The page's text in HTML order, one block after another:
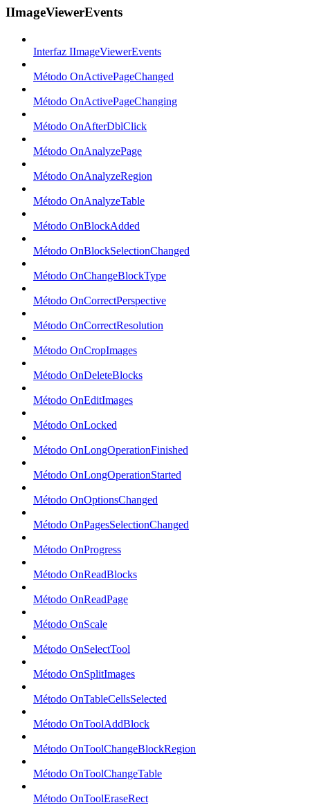
IImageViewerEvents
Interfaz IImageViewerEvents
Método OnActivePageChanged
Método OnActivePageChanging
Método OnAfterDblClick
Método OnAnalyzePage
Método OnAnalyzeRegion
Método OnAnalyzeTable
Método OnBlockAdded
Método OnBlockSelectionChanged
Método OnChangeBlockType
Método OnCorrectPerspective
Método OnCorrectResolution
Método OnCropImages
Método OnDeleteBlocks
Método OnEditImages
Método OnLocked
Método OnLongOperationFinished
Método OnLongOperationStarted
Método OnOptionsChanged
Método OnPagesSelectionChanged
Método OnProgress
Método OnReadBlocks
Método OnReadPage
Método OnScale
Método OnSelectTool
Método OnSplitImages
Método OnTableCellsSelected
Método OnToolAddBlock
Método OnToolChangeBlockRegion
Método OnToolChangeTable
Método OnToolEraseRect